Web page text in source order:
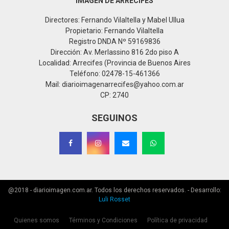
Directores: Fernando Vilaltella y Mabel Ullua
Propietario: Fernando Vilaltella
Registro DNDA Nº 59169836
Dirección: Av. Merlassino 816 2do piso A
Localidad: Arrecifes (Provincia de Buenos Aires
Teléfono: 02478-15-461366
Mail: diarioimagenarrecifes@yahoo.com.ar
CP: 2740
SEGUINOS
@2018 - diarioimagen.com.ar. Todos los derechos reservados. - Desarrollo:
Luli Rosset
Quienes somos Términos y Condiciones Política de privacidad